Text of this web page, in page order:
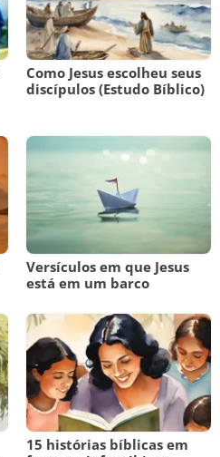
Como Jesus escolheu seus
discípulos (Estudo Bíblico)
Versículos em que Jesus
está em um barco
15 histórias bíblicas em